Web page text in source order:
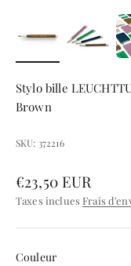
Stylo bille
Brown
SKU: 372216
Prix de vente
€23,50 EUR
Taxes inclues Frais
CouleurCouleur